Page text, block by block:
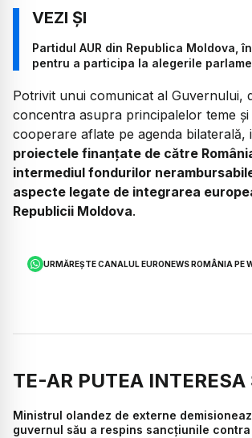
Partidul AUR din Republica Moldova,
pentru a participa la alegerile
Potrivit unui comunicat al Guvernului,
concentra asupra principalelor teme și
cooperare aflate pe agenda bilaterală,
proiectele finanțate de către
intermediul fondurilor
aspecte legate de integrarea
Republicii Moldova.
URMĂREȘTE CANALUL EURONEWS ROMÂNIA PE
TE-AR PUTEA INTERESA
Ministrul olandez de externe
guvernul său a respins sancțiunile